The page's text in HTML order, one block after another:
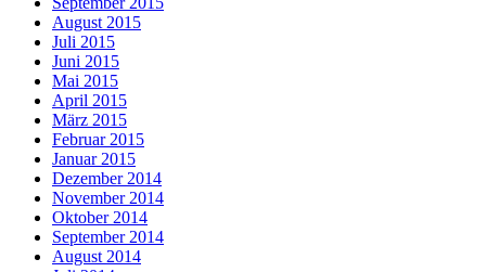
August 2015
Juli 2015
Juni 2015
Mai 2015
April 2015
März 2015
Februar 2015
Januar 2015
Dezember 2014
November 2014
Oktober 2014
September 2014
August 2014